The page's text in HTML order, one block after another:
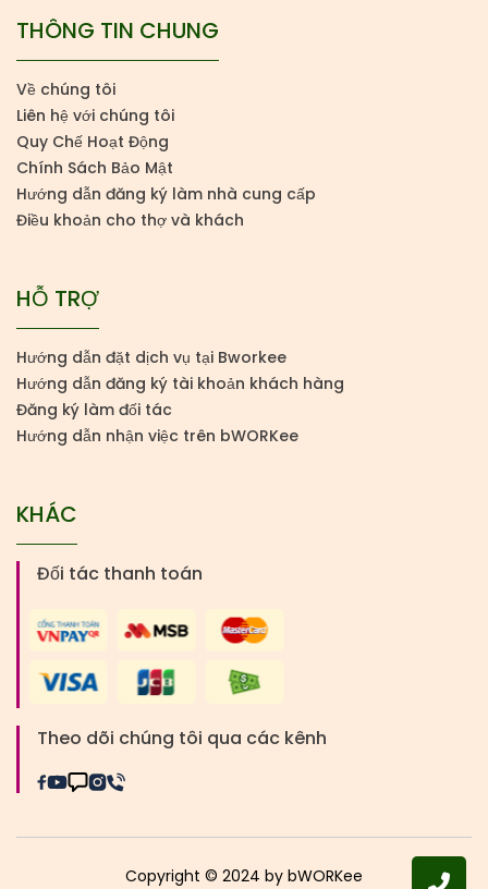
THÔNG TIN CHUNG
Về chúng tôi
Liên hệ với chúng tôi
Quy Chế Hoạt Động
Chính Sách Bảo Mật
Hướng dẫn đăng ký làm nhà cung cấp
Điều khoản cho thợ và khách
HỖ TRỢ
Hướng dẫn đặt dịch vụ tại Bworkee
Hướng dẫn đăng ký tài khoản khách hàng
Đăng ký làm đối tác
Hướng dẫn nhận việc trên bWORKee
KHÁC
Đối tác thanh toán
Theo dõi chúng tôi qua các kênh
Copyright © 2024 by bWORKee